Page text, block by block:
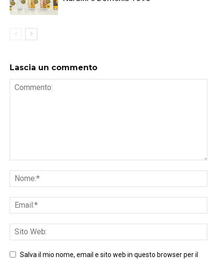
Lascia un commento
Salva il mio nome, email e sito web in questo browser per il